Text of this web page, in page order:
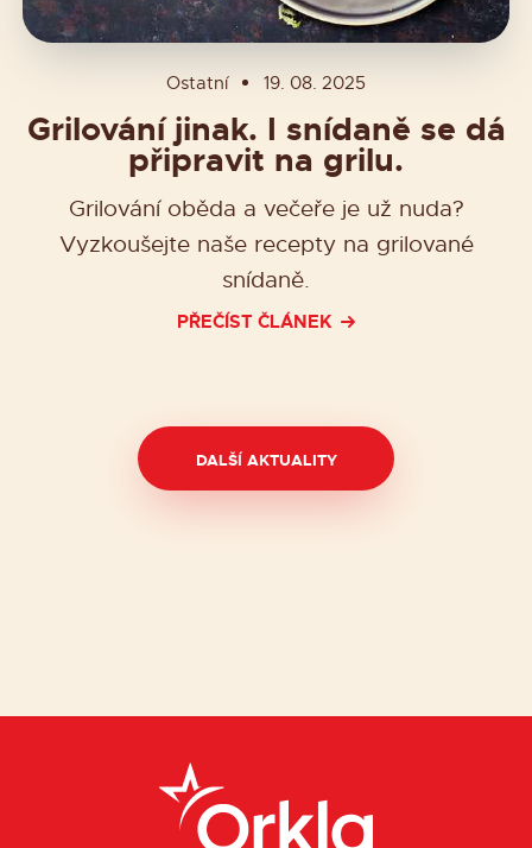
Ostatní 19. 08. 2025
Grilování jinak. I snídaně se dá
připravit na grilu.
Grilování oběda a večeře je už nuda?
Vyzkoušejte naše recepty na grilované
snídaně.
PŘEČÍST ČLÁNEK
DALŠÍ AKTUALITY